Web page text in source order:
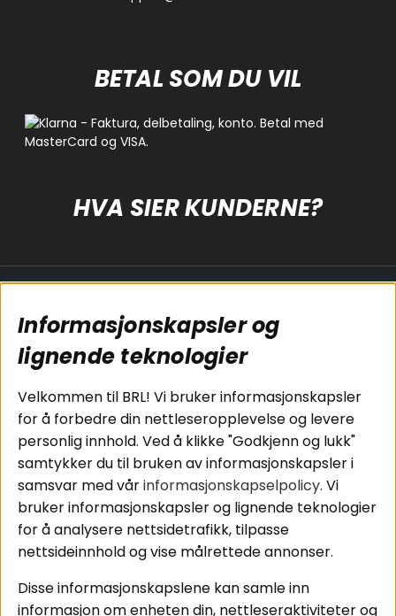
BETAL SOM DU VIL
HVA SIER KUNDERNE?
Koblingsguide for
subwoofers
Tilkobling av
bilforsterker
Koblingsguide for
midbasser
Butikker
Våre ambassadører
- Team BRL
Cookies
Kjøpsvilkår
Personvernpolicy
Service / Garanti /
Retur
Billyd
Instagram
Informasjonskapsler og
lignende teknologier
Velkommen til BRL! Vi bruker informasjonskapsler
for å forbedre din nettleseropplevelse og levere
personlig innhold. Ved å klikke "Godkjenn og lukk"
samtykker du til bruken av informasjonskapsler i
samsvar med vårinformasjonskapselpolicy. Vi
bruker informasjonskapsler og lignende teknologier
for å analysere nettsidetrafikk, tilpasse
nettsideinnhold og vise målrettede annonser.
Disse informasjonskapslene kan samle inn
informasjon om enheten din, nettleseraktiviteter og